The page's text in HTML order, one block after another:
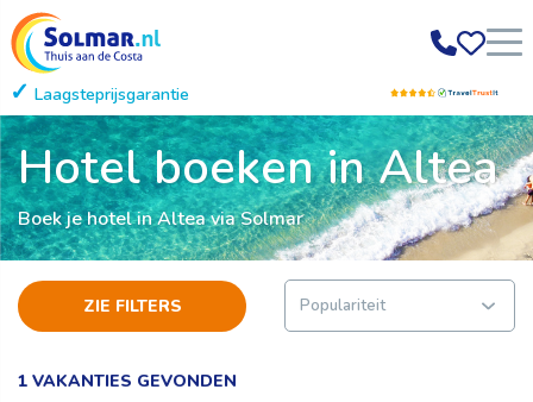
Laagsteprijsgarantie Gratis annuleren
Hotel boeken in Altea
Boek je hotel in Altea via Solmar
ZIE FILTERS
1 VAKANTIES GEVONDEN